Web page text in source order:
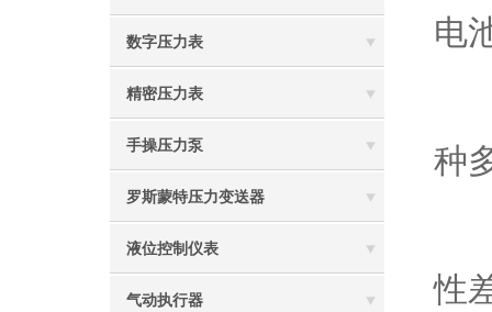
数字压力表
精密压力表
手操压力泵
罗斯蒙特压力变送器
液位控制仪表
气动执行器
电
种
性